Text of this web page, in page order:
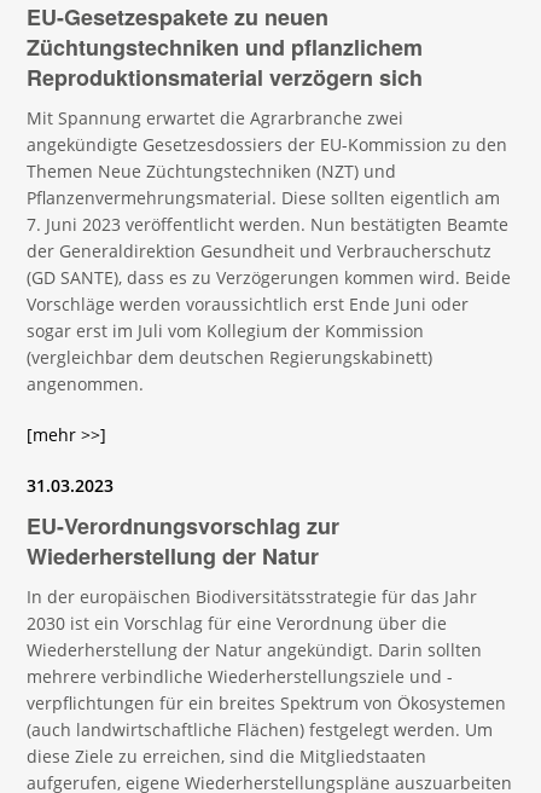
EU-Gesetzespakete zu neuen
Züchtungstechniken und pflanzlichem
Reproduktionsmaterial verzögern sich
Mit Spannung erwartet die Agrarbranche zwei
angekündigte Gesetzesdossiers der EU-Kommission zu den
Themen Neue Züchtungstechniken (NZT) und
Pflanzenvermehrungsmaterial. Diese sollten eigentlich am
7. Juni 2023 veröffentlicht werden. Nun bestätigten Beamte
der Generaldirektion Gesundheit und Verbraucherschutz
(GD SANTE), dass es zu Verzögerungen kommen wird. Beide
Vorschläge werden voraussichtlich erst Ende Juni oder
sogar erst im Juli vom Kollegium der Kommission
(vergleichbar dem deutschen Regierungskabinett)
angenommen.
[mehr >>]
31.03.2023
EU-Verordnungsvorschlag zur
Wiederherstellung der Natur
In der europäischen Biodiversitätsstrategie für das Jahr
2030 ist ein Vorschlag für eine Verordnung über die
Wiederherstellung der Natur angekündigt. Darin sollten
mehrere verbindliche Wiederherstellungsziele und -
verpflichtungen für ein breites Spektrum von Ökosystemen
(auch landwirtschaftliche Flächen) festgelegt werden. Um
diese Ziele zu erreichen, sind die Mitgliedstaaten
aufgerufen, eigene Wiederherstellungspläne auszuarbeiten